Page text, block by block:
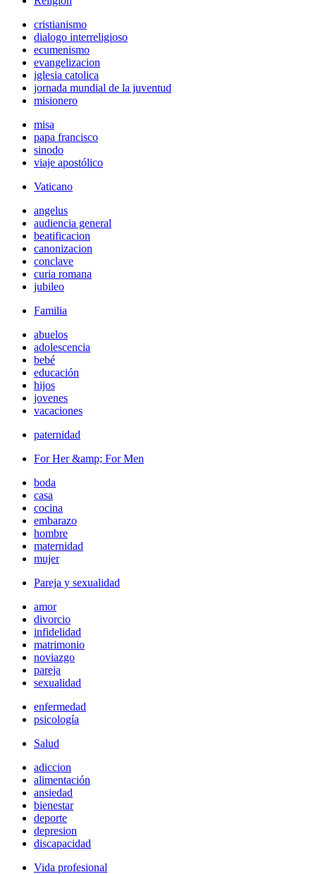
cristianismo
dialogo interreligioso
ecumenismo
evangelizacion
iglesia catolica
jornada mundial de la juventud
misionero
misa
papa francisco
sinodo
viaje apostólico
Vaticano
angelus
audiencia general
beatificacion
canonizacion
conclave
curia romana
jubileo
Familia
abuelos
adolescencia
bebé
educación
hijos
jovenes
vacaciones
paternidad
For Her &amp; For Men
boda
casa
cocina
embarazo
hombre
maternidad
mujer
Pareja y sexualidad
amor
divorcio
infidelidad
matrimonio
noviazgo
pareja
sexualidad
enfermedad
psicología
Salud
adiccion
alimentación
ansiedad
bienestar
deporte
depresion
discapacidad
Vida profesional